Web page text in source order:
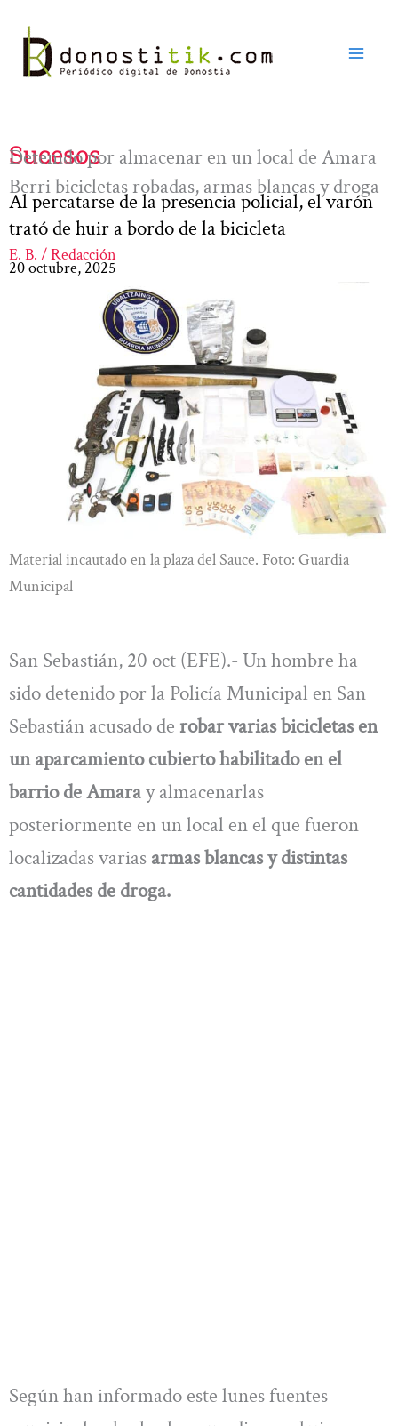
contenido
Sucesos
Detenido por almacenar en un local de Amara
Berri bicicletas robadas, armas blancas y droga
Al percatarse de la presencia policial, el varón
trató de huir a bordo de la bicicleta
E. B. / Redacción
20 octubre, 2025
Material incautado en la plaza del Sauce. Foto: Guardia
Municipal
San Sebastián, 20 oct (EFE).- Un hombre ha
sido detenido por la Policía Municipal en San
Sebastián acusado de robar varias bicicletas en
un aparcamiento cubierto habilitado en el
barrio de Amaray almacenarlas
posteriormente en un local en el que fueron
localizadas varias armas blancas y distintas
cantidades de droga.
Según han informado este lunes fuentes